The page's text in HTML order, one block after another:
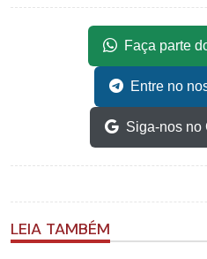
Faça parte
Entre no
Siga-nos no
LEIA TAMBÉM